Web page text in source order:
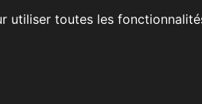
utiliser toutes les